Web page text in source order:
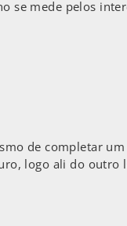
se mede pelos
de completar
logo ali do outro